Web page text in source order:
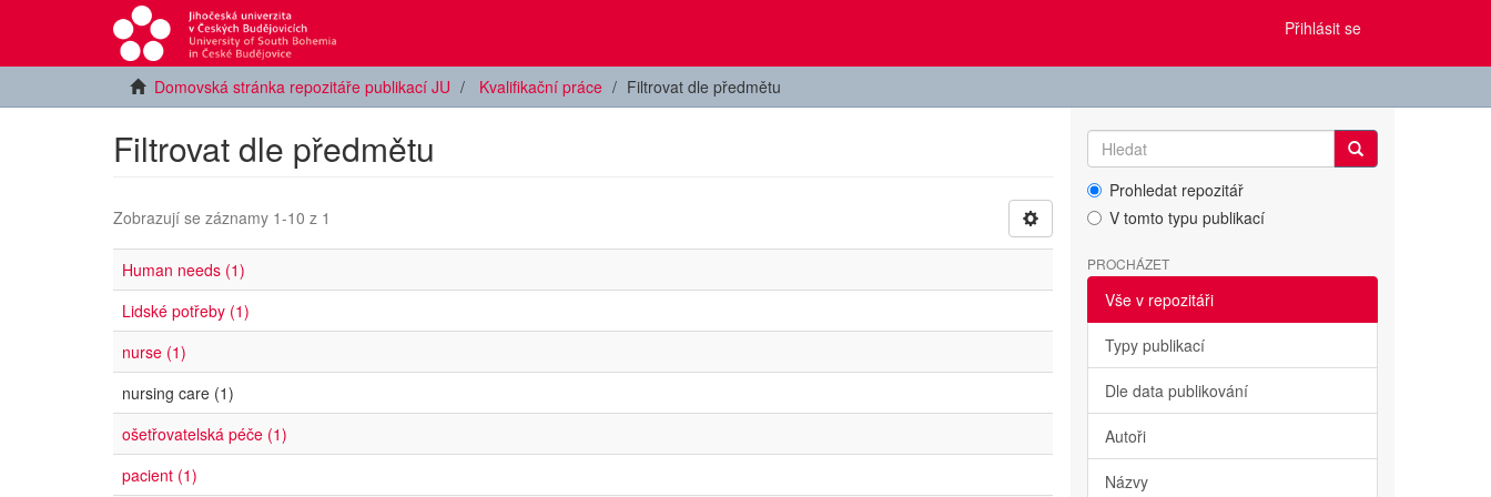
Přihlásit se
Domovská stránka repozitáře publikací JU Kvalifikační práce Filtrovat dle předmětu
Filtrovat dle předmětu
Zobrazují se záznamy 1-10 z 1
Human needs (1)
Lidské potřeby (1)
nurse (1)
nursing care (1)
ošetřovatelská péče (1)
pacient (1)
Prohledat repozitář
V tomto typu publikací
PROCHÁZET
Vše v repozitáři
Typy publikací
Dle data publikování
Autoři
Názvy